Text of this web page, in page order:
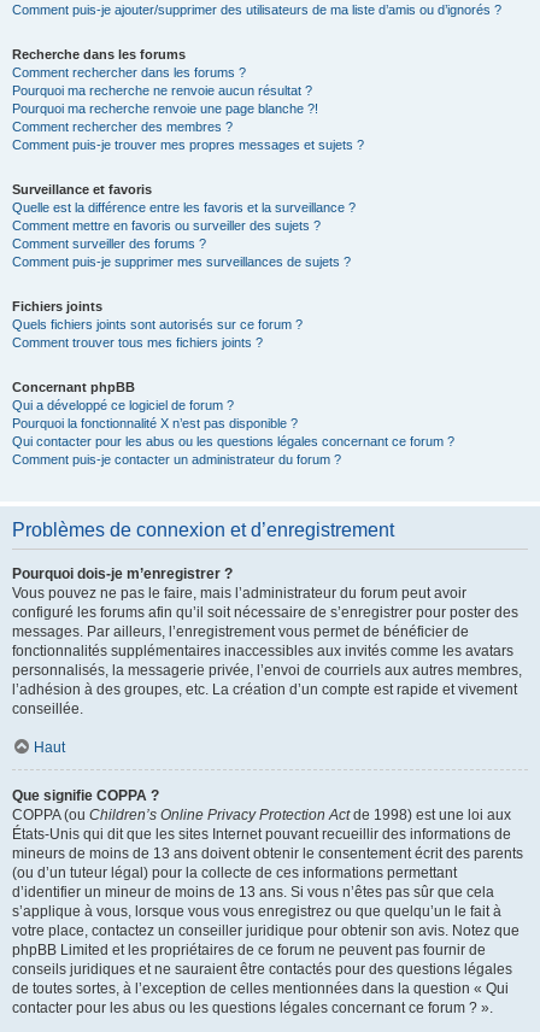
Comment puis-je ajouter/supprimer des utilisateurs de ma liste d’amis ou d’ignorés ?
Recherche dans les forums
Comment rechercher dans les forums ?
Pourquoi ma recherche ne renvoie aucun résultat ?
Pourquoi ma recherche renvoie une page blanche ?!
Comment rechercher des membres ?
Comment puis-je trouver mes propres messages et sujets ?
Surveillance et favoris
Quelle est la différence entre les favoris et la surveillance ?
Comment mettre en favoris ou surveiller des sujets ?
Comment surveiller des forums ?
Comment puis-je supprimer mes surveillances de sujets ?
Fichiers joints
Quels fichiers joints sont autorisés sur ce forum ?
Comment trouver tous mes fichiers joints ?
Concernant phpBB
Qui a développé ce logiciel de forum ?
Pourquoi la fonctionnalité X n’est pas disponible ?
Qui contacter pour les abus ou les questions légales concernant ce forum ?
Comment puis-je contacter un administrateur du forum ?
Problèmes de connexion et d’enregistrement
Pourquoi dois-je m’enregistrer ?
Vous pouvez ne pas le faire, mais l’administrateur du forum peut avoir
configuré les forums afin qu’il soit nécessaire de s’enregistrer pour poster des
messages. Par ailleurs, l’enregistrement vous permet de bénéficier de
fonctionnalités supplémentaires inaccessibles aux invités comme les avatars
personnalisés, la messagerie privée, l’envoi de courriels aux autres membres,
l’adhésion à des groupes, etc. La création d’un compte est rapide et vivement
conseillée.
Haut
Que signifie COPPA ?
COPPA (ou Children’s Online Privacy Protection Actde 1998) est une loi aux
États-Unis qui dit que les sites Internet pouvant recueillir des informations de
mineurs de moins de 13 ans doivent obtenir le consentement écrit des parents
(ou d’un tuteur légal) pour la collecte de ces informations permettant
d’identifier un mineur de moins de 13 ans. Si vous n’êtes pas sûr que cela
s’applique à vous, lorsque vous vous enregistrez ou que quelqu’un le fait à
votre place, contactez un conseiller juridique pour obtenir son avis. Notez que
phpBB Limited et les propriétaires de ce forum ne peuvent pas fournir de
conseils juridiques et ne sauraient être contactés pour des questions légales
de toutes sortes, à l’exception de celles mentionnées dans la question « Qui
contacter pour les abus ou les questions légales concernant ce forum ? ».